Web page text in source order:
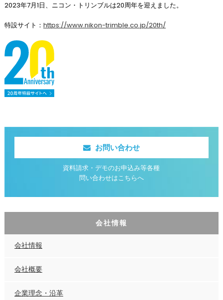
2023年7月1日、ニコン・トリンブルは20周年を迎えました。
特設サイト： https://www.nikon-trimble.co.jp/20th/
お問い合わせ
資料請求・デモのお申込み等各種
問い合わせはこちらへ
会社情報
会社情報
会社概要
企業理念・沿革